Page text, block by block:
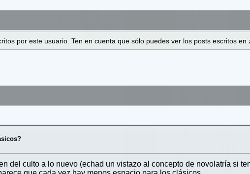
por este usuario. Ten en cuenta que sólo puedes ver los posts escritos
del culto a lo nuevo (echad un vistazo al concepto de novolatría si